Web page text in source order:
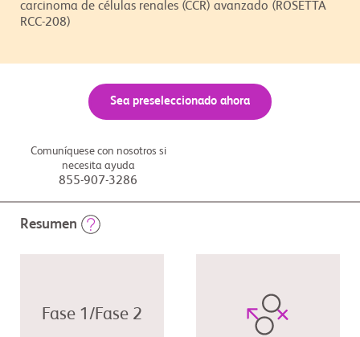
carcinoma de células renales (CCR) avanzado (ROSETTA
RCC-208)
Sea preseleccionado ahora
Comuníquese con nosotros si
necesita ayuda
855-907-3286
Resumen
Fase 1/Fase 2